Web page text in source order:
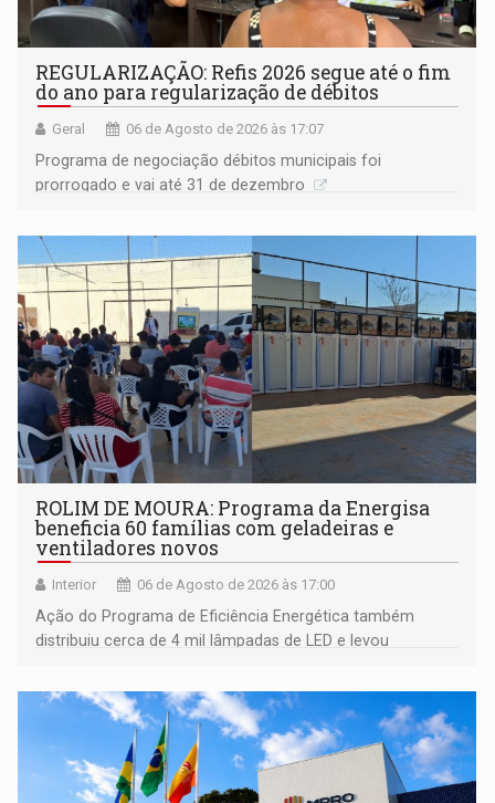
REGULARIZAÇÃO: Refis 2026 segue até o fim
do ano para regularização de débitos
Geral 06 de Agosto de 2026 às 17:07
Programa de negociação débitos municipais foi
prorrogado e vai até 31 de dezembro
ROLIM DE MOURA: Programa da Energisa
beneficia 60 famílias com geladeiras e
ventiladores novos
Interior 06 de Agosto de 2026 às 17:00
Ação do Programa de Eficiência Energética também
distribuiu cerca de 4 mil lâmpadas de LED e levou
comunidade